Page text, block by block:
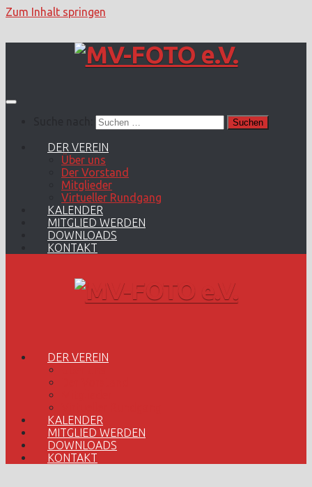
Zum Inhalt springen
DER VEREIN
Über uns
Der Vorstand
Mitglieder
Virtueller Rundgang
KALENDER
MITGLIED WERDEN
DOWNLOADS
KONTAKT
DER VEREIN
KALENDER
MITGLIED WERDEN
DOWNLOADS
KONTAKT